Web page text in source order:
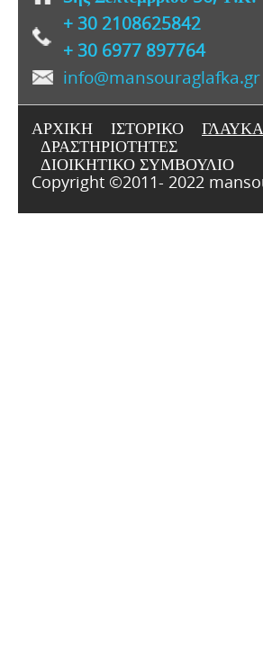
+ 30 2108625842
+ 30 6977 897764
info@mansouraglafka.gr
ΑΡΧΙΚΗ ΙΣΤΟΡΙΚΟ
ΓΛΑΥΚΑ
ΔΡΑΣΤΗΡΙΟΤΗΤΕΣ
ΔΙΟΙΚΗΤΙΚΟ ΣΥΜΒΟΥΛΙΟ
Copyright ©2011- 2022
TheCoders.vn- High quality